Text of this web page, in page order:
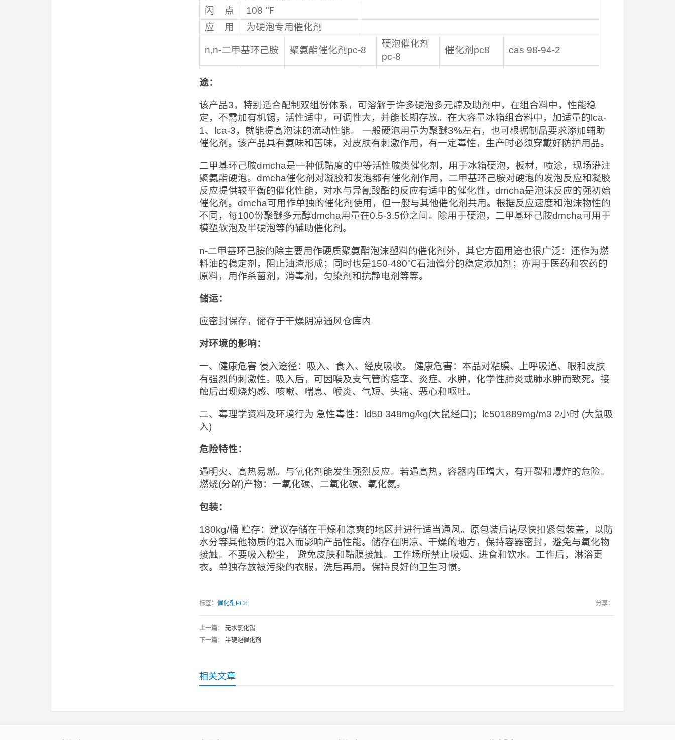
闪 点
108 ℉
应 用
为硬泡专用催化剂
n,n-二甲基环己胺 聚氨酯催化剂pc-8
硬泡催化剂
pc-8
催化剂pc8 cas 98-94-2
途：
该产品3，特别适合配制双组份体系，可溶解于许多硬泡多元醇及助剂中，在组合料中，性能稳
定，不需加有机锡，活性适中，可调性大，并能长期存放。在大容量冰箱组合料中，加适量的lca-
1、lca-3，就能提高泡沫的流动性能。 一般硬泡用量为聚醚3%左右，也可根据制品要求添加辅助
催化剂。该产品具有氨味和苦味，对皮肤有刺激作用，有一定毒性，生产时必须穿戴好防护用品。
二甲基环己胺dmcha是一种低黏度的中等活性胺类催化剂，用于冰箱硬泡，板材，喷涂，现场灌注
聚氨酯硬泡。dmcha催化剂对凝胶和发泡都有催化剂作用，二甲基环己胺对硬泡的发泡反应和凝胶
反应提供较平衡的催化性能，对水与异氰酸酯的反应有适中的催化性，dmcha是泡沫反应的强初始
催化剂。dmcha可用作单独的催化剂使用，但一般与其他催化剂共用。根据反应速度和泡沫物性的
不同，每100份聚醚多元醇dmcha用量在0.5-3.5份之间。除用于硬泡，二甲基环己胺dmcha可用于
模塑软泡及半硬泡等的辅助催化剂。
n-二甲基环己胺的除主要用作硬质聚氨酯泡沫塑料的催化剂外，其它方面用途也很广泛：还作为燃
料油的稳定剂，阻止油渣形成；同时也是150-480℃石油馏分的稳定添加剂；亦用于医药和农药的
原料，用作杀菌剂，消毒剂，匀染剂和抗静电剂等等。
储运：
应密封保存，储存于干燥阴凉通风仓库内
对环境的影响：
一、健康危害 侵入途径：吸入、食入、经皮吸收。 健康危害：本品对粘膜、上呼吸道、眼和皮肤
有强烈的刺激性。吸入后，可因喉及支气管的痉挛、炎症、水肿，化学性肺炎或肺水肿而致死。接
触后出现烧灼感、咳嗽、喘息、喉炎、气短、头痛、恶心和呕吐。
二、毒理学资料及环境行为 急性毒性：ld50 348mg/kg(大鼠经口)；lc501889mg/m3 2小时 (大鼠吸
入)
危险特性：
遇明火、高热易燃。与氧化剂能发生强烈反应。若遇高热，容器内压增大，有开裂和爆炸的危险。
燃烧(分解)产物：一氧化碳、二氧化碳、氧化氮。
包装：
180kg/桶 贮存：建议存储在干燥和凉爽的地区并进行适当通风。原包装后请尽快扣紧包装盖，以防
水分等其他物质的混入而影响产品性能。储存在阴凉、干燥的地方，保持容器密封，避免与氧化物
接触。不要吸入粉尘， 避免皮肤和黏膜接触。工作场所禁止吸烟、进食和饮水。工作后，淋浴更
衣。单独存放被污染的衣服，洗后再用。保持良好的卫生习惯。
标签： 催化剂PC8 分享：
上一篇： 无水氯化锡
下一篇： 半硬泡催化剂
相关文章